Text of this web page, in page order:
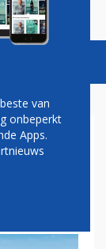
Vacatures
van
onbeperkt
Apps.